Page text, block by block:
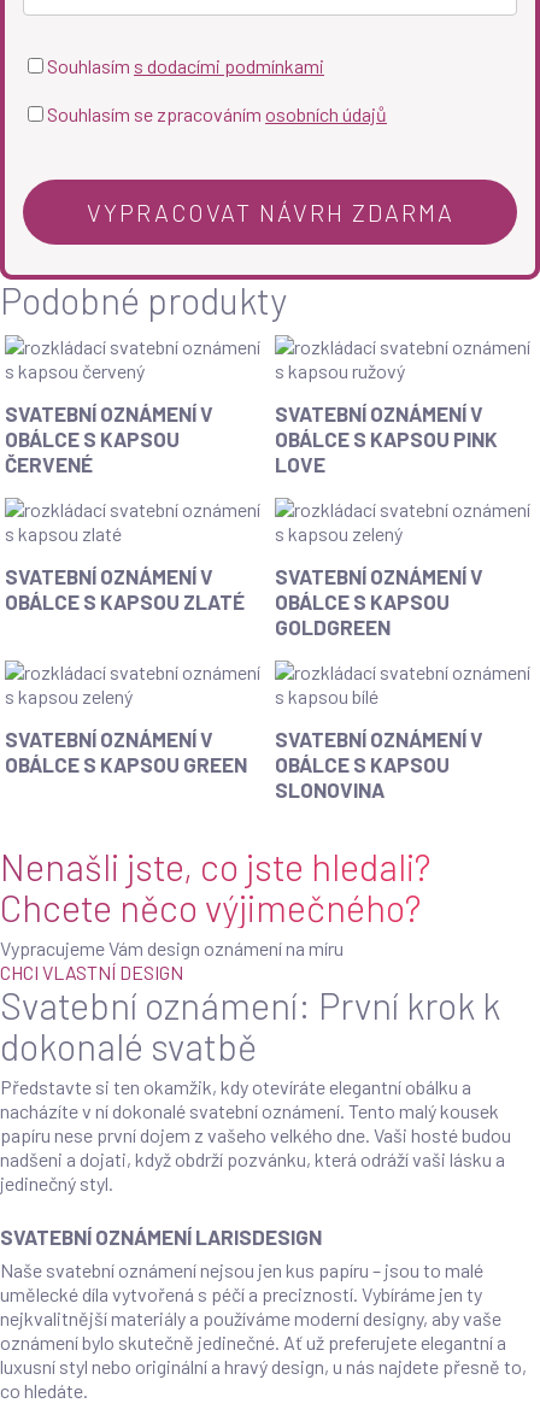
Souhlasím s dodacími podmínkami
Souhlasím se zpracováním osobních údajů
Podobné produkty
Svatební
oznámení
v
s
kapsou
SVATEBNÍ OZNÁMENÍ V
OBÁLCE S KAPSOU
ČERVENÉ
Svatební
oznámení
v
s
kapsou
love
SVATEBNÍ OZNÁMENÍ V
OBÁLCE S KAPSOU PINK
LOVE
Svatební
oznámení
s
kapsou
SVATEBNÍ OZNÁMENÍ V
OBÁLCE S KAPSOU ZLATÉ
Svatební
oznámení
v
s
kapsou
SVATEBNÍ OZNÁMENÍ V
OBÁLCE S KAPSOU
GOLDGREEN
Svatební
oznámení
kapsou
Green
SVATEBNÍ OZNÁMENÍ V
OBÁLCE S KAPSOU GREEN
Svatební
oznámení
v
kapsou
Slonovina
SVATEBNÍ OZNÁMENÍ V
OBÁLCE S KAPSOU
SLONOVINA
Nenašli jste, co jste hledali?
Chcete něco výjimečného?
Vypracujeme Vám design oznámení na míru
CHCI VLASTNÍ DESIGN
Svatební oznámení: První krok k
dokonalé svatbě
Představte si ten okamžik, kdy otevíráte elegantní obálku a
nacházíte v ní dokonalé svatební oznámení. Tento malý kousek
papíru nese první dojem z vašeho velkého dne. Vaši hosté budou
nadšeni a dojati, když obdrží pozvánku, která odráží vaši lásku a
jedinečný styl.
SVATEBNÍ OZNÁMENÍ LARISDESIGN
Naše svatební oznámení nejsou jen kus papíru – jsou to malé
umělecké díla vytvořená s péčí a precizností. Vybíráme jen ty
nejkvalitnější materiály a používáme moderní designy, aby vaše
oznámení bylo skutečně jedinečné. Ať už preferujete elegantní a
luxusní styl nebo originální a hravý design, u nás najdete přesně to,
co hledáte.